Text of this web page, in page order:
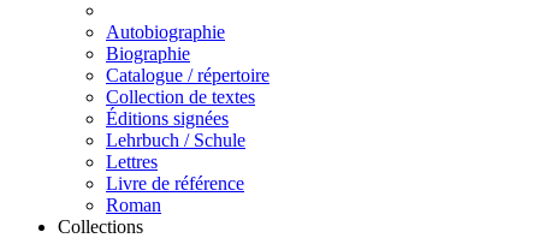
Autobiographie
Biographie
Catalogue / répertoire
Collection de textes
Éditions signées
Lehrbuch / Schule
Lettres
Livre de référence
Roman
Collections